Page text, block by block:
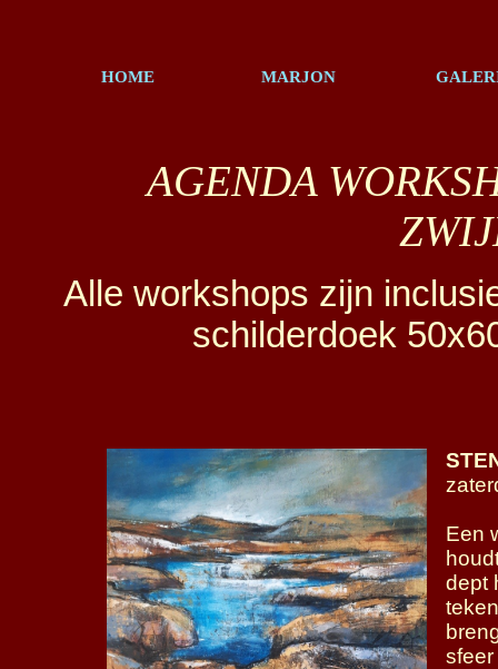
HOME MARJON
AGENDA
Alle workshops zijn
schilderdoek
Een
dept